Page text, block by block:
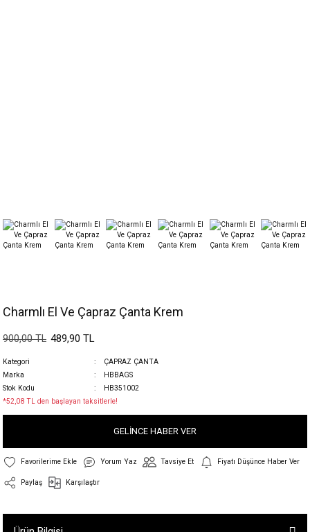
Charmlı El Ve Çapraz Çanta Krem
900,00 TL 489,90 TL
Kategori
ÇAPRAZ ÇANTA
Marka
HBBAGS
Stok Kodu
HB351002
*52,08 TL den başlayan taksitlerle!
GELİNCE HABER VER
Yorum Yaz Tavsiye Et Fiyatı Düşünce Haber Ver
Paylaş Karşılaştır